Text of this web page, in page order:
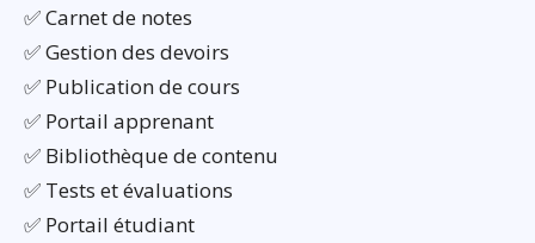
✅ Carnet de notes
✅ Gestion des devoirs
✅ Publication de cours
✅ Portail apprenant
✅ Bibliothèque de contenu
✅ Tests et évaluations
✅ Portail étudiant